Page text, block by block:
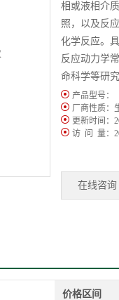
相或液相介
照，以及反
化学反应。
反应动力学
命科学等研
产品型号：
厂商性质：
更新时间：
访 问 量：
在线咨询
价格区间